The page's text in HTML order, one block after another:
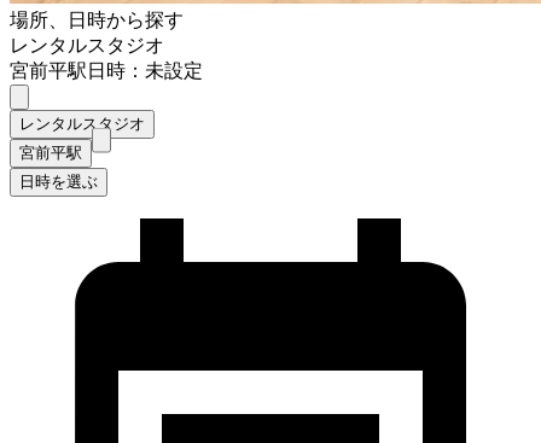
場所、日時から探す
レンタルスタジオ
宮前平駅日時：未設定
レンタルスタジオ
宮前平駅
日時を選ぶ